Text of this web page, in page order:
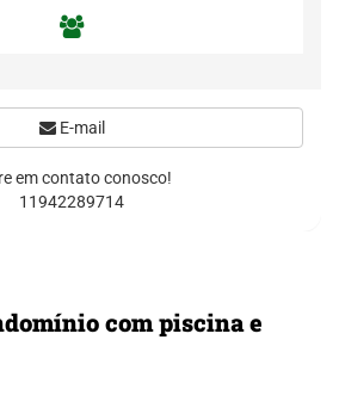
com piscina e
E-mail
em contato conosco!
11942289714